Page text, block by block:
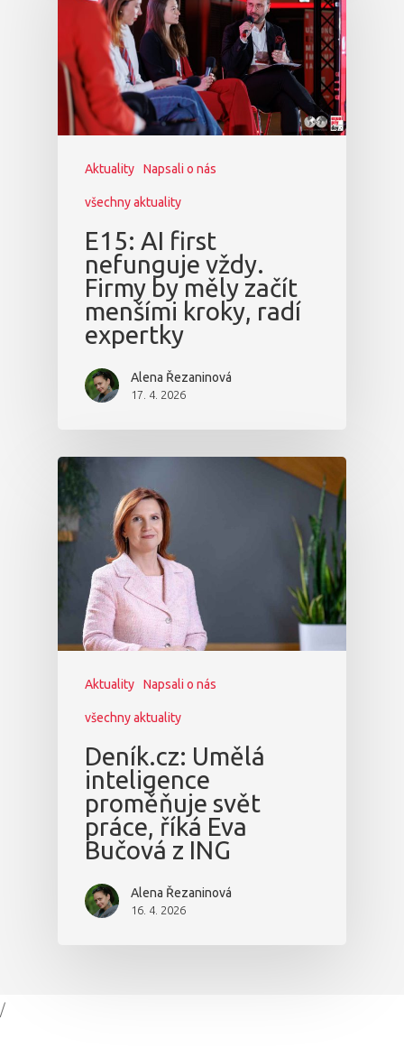
Aktuality Napsali o nás
všechny aktuality
E15: AI first
nefunguje vždy.
Firmy by měly začít
menšími kroky, radí
expertky
Alena Řezaninová
17. 4. 2026
Aktuality Napsali o nás
všechny aktuality
Deník.cz: Umělá
inteligence
proměňuje svět
práce, říká Eva
Bučová z ING
Alena Řezaninová
16. 4. 2026
/